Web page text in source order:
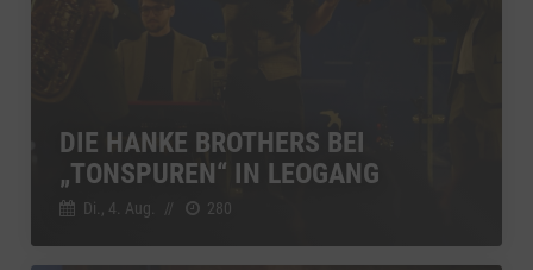
DIE HANKE BROTHERS BEI
„TONSPUREN“ IN LEOGANG
Di., 4. Aug. // 280